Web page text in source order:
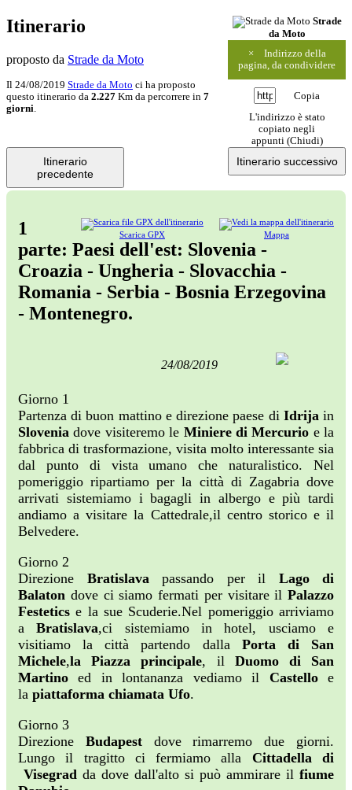
Strade
da Moto
×
Indirizzo della
pagina, da condividere
Copia
L'indirizzo è stato
copiato negli
appunti (Chiudi)
Itinerario
proposto da Strade da Moto
Il 24/08/2019 Strade da Moto ci ha proposto
questo itinerario da 2.227 Km da percorrere in 7
giorni.
Itinerario
precedente
Itinerario successivo
Mappa
Scarica GPX
1
parte: Paesi dell'est: Slovenia -
Croazia - Ungheria - Slovacchia -
Romania - Serbia - Bosnia Erzegovina
- Montenegro.
24/08/2019
Giorno 1
Partenza di buon mattino e direzione paese di Idrijain
Slovenia dove visiteremo le Miniere di Mercurio e la
fabbrica di trasformazione, visita molto interessante sia
dal punto di vista umano che naturalistico. Nel
pomeriggio ripartiamo per la città di Zagabria dove
arrivati sistemiamo i bagagli in albergo e più tardi
andiamo a visitare la Cattedrale,il centro storico e il
Belvedere.
Giorno 2
Direzione Bratislava passando per il Lago di
Balaton dove ci siamo fermati per visitare il Palazzo
Festetics e la sue Scuderie.Nel pomeriggio arriviamo
aBratislava,ci sistemiamo in hotel, usciamo e
visitiamo la città partendo dalla Porta di San
Michele,la Piazza principale, il Duomo di San
Martino ed in lontananza vediamo il Castelloe
la piattaforma chiamata Ufo.
Giorno 3
Direzione Budapest dove rimarremo due giorni.
Lungo il tragitto ci fermiamo alla Cittadella di
Visegrad da dove dall'alto si può ammirare il fiume